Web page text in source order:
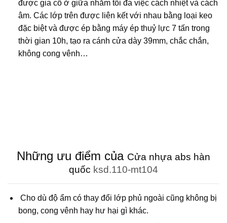
được gia cố ở giữa nhằm tối đa việc cách nhiệt và cách
âm. Các lớp trên được liên kết với nhau bằng loại keo
đặc biệt và được ép bằng máy ép thuỷ lực 7 tấn trong
thời gian 10h, tạo ra cánh cửa dày 39mm, chắc chắn,
không cong vênh…
Những ưu điểm của Cửa nhựa abs hàn
quốc ksd.110-mt104
Cho dù độ ẩm có thay đổi lớp phủ ngoài cũng không bị
bong, cong vênh hay hư hại gì khác.